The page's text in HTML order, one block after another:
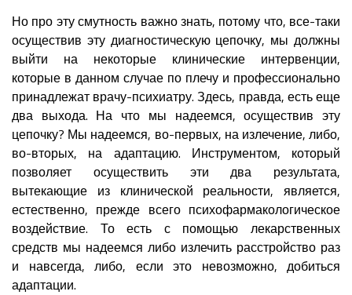
Но про эту смутность важно знать, потому что, все-таки
осуществив эту диагностическую цепочку, мы должны
выйти на некоторые клинические интервенции,
которые в данном случае по плечу и профессионально
принадлежат врачу-психиатру. Здесь, правда, есть еще
два выхода. На что мы надеемся, осуществив эту
цепочку? Мы надеемся, во-первых, на излечение, либо,
во-вторых, на адаптацию. Инструментом, который
позволяет осуществить эти два результата,
вытекающие из клинической реальности, является,
естественно, прежде всего психофармакологическое
воздействие. То есть с помощью лекарственных
средств мы надеемся либо излечить расстройство раз
и навсегда, либо, если это невозможно, добиться
адаптации.